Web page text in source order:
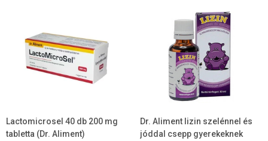
Lactomicrosel 40 db 200 mg
tabletta (Dr. Aliment)
Dr. Aliment lizin szelénnel és
jóddal csepp gyerekeknek